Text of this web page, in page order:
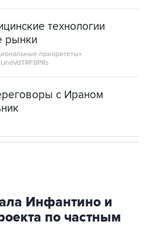
технологии
рынки
приоритеты».
с Ираном
Инфантино и
по частным